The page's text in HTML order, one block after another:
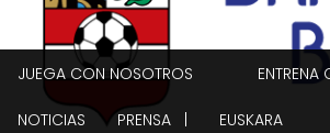
JUEGA CON NOSOTROS
NOTICIAS PRENSA | EUSKARA